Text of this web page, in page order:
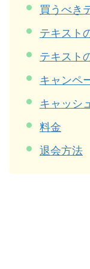
買うべき
テキスト
テキスト
キャンペ
キャッシ
料金
退会方法